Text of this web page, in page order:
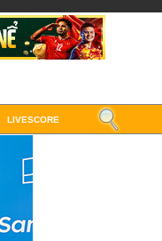
LIVESCORE